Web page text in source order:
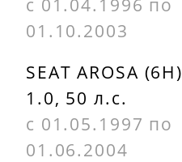
01.10.2003
SEAT AROSA (6H)
1.0, 50 л.с.
с 01.05.1997 по
01.06.2004